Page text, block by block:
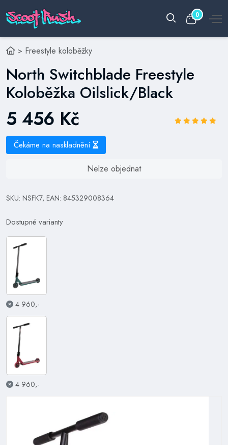
0
> Freestyle koloběžky
North Switchblade Freestyle
Koloběžka Oilslick/Black
5 456 Kč
Čekáme na naskladnění
Nelze objednat
SKU: NSFK7, EAN: 845329008364
Dostupné varianty
4 960,-
4 960,-